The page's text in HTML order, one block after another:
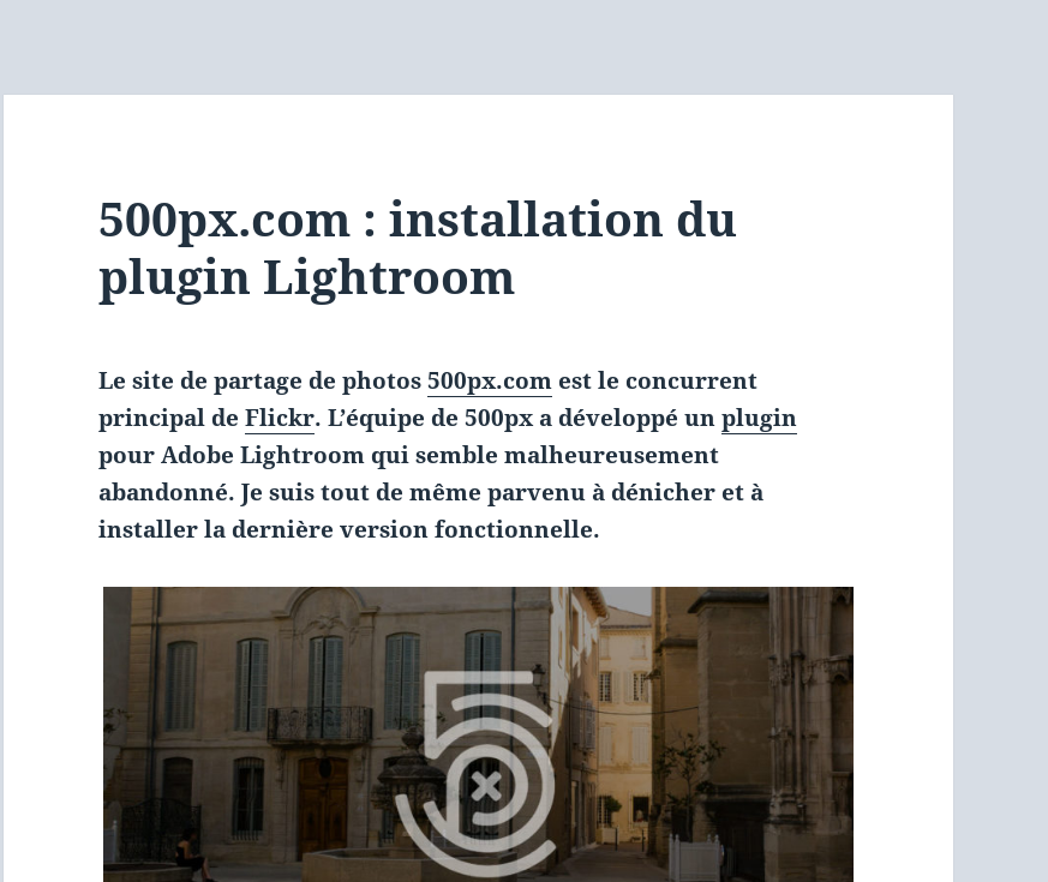
500px.com : installation du
plugin Lightroom
Le site de partage de photos500px.com est le concurrent
principal deFlickr. L’équipe de 500px a développé unplugin
pour Adobe Lightroom qui semble malheureusement
abandonné. Je suis tout de même parvenu à dénicher et à
installer la dernière version fonctionnelle.